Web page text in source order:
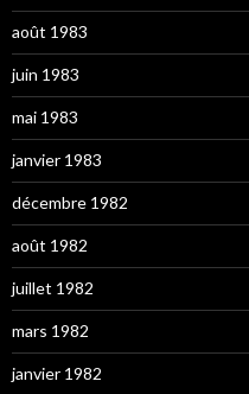
août 1983
juin 1983
mai 1983
janvier 1983
décembre 1982
août 1982
juillet 1982
mars 1982
janvier 1982